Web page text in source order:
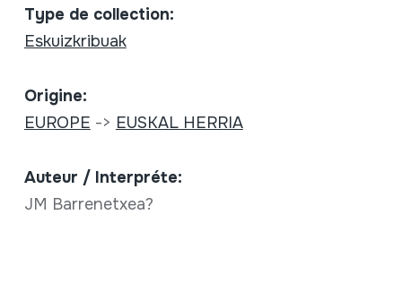
Type de collection:
Eskuizkribuak
Origine:
EUROPE -> EUSKAL HERRIA
Auteur / Interpréte:
JM Barrenetxea?